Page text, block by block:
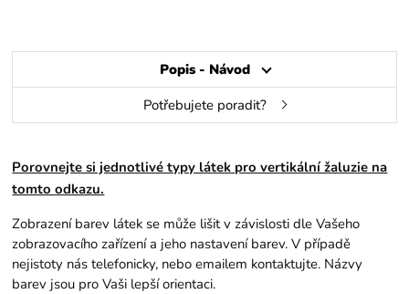
Popis - Návod
Potřebujete poradit?
Porovnejte si jednotlivé typy látek pro vertikální žaluzie na
tomto odkazu.
Zobrazení barev látek se může lišit v závislosti dle Vašeho
zobrazovacího zařízení a jeho nastavení barev. V případě
nejistoty nás telefonicky, nebo emailem kontaktujte. Názvy
barev jsou pro Vaši lepší orientaci.